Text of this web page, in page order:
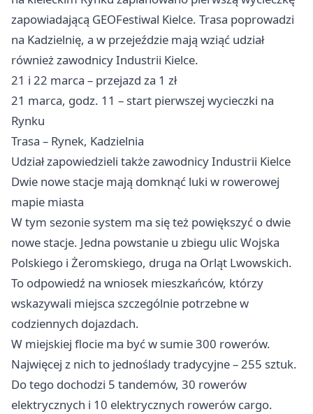
zapowiadającą GEOFestiwal Kielce. Trasa poprowadzi
na Kadzielnię, a w przejeździe mają wziąć udział
również zawodnicy Industrii Kielce.
21 i 22 marca – przejazd za 1 zł
21 marca, godz. 11 – start pierwszej wycieczki na
Rynku
Trasa – Rynek, Kadzielnia
Udział zapowiedzieli także zawodnicy Industrii Kielce
Dwie nowe stacje mają domknąć luki w rowerowej
mapie miasta
W tym sezonie system ma się też powiększyć o dwie
nowe stacje. Jedna powstanie u zbiegu ulic Wojska
Polskiego i Żeromskiego, druga na Orląt Lwowskich.
To odpowiedź na wniosek mieszkańców, którzy
wskazywali miejsca szczególnie potrzebne w
codziennych dojazdach.
W miejskiej flocie ma być w sumie 300 rowerów.
Najwięcej z nich to jednoślady tradycyjne – 255 sztuk.
Do tego dochodzi 5 tandemów, 30 rowerów
elektrycznych i 10 elektrycznych rowerów cargo.